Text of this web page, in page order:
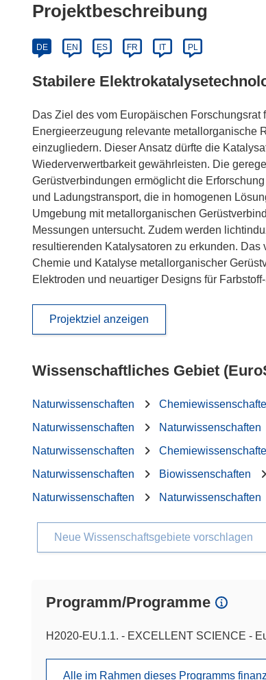
Projektbeschreibung
DE EN ES FR IT PL
Stabilere
Das Ziel des vom Europäischen
Energieerzeugung relevante metallorganische
einzugliedern. Dieser Ansatz dürfte die
Wiederverwertbarkeit gewährleisten. Die
Gerüstverbindungen ermöglicht die
und Ladungstransport, die in homogenen
Umgebung mit metallorganischen
Messungen untersucht. Zudem werden
resultierenden Katalysatoren zu erkunden.
Chemie und Katalyse metallorganischer
Elektroden und neuartiger Designs für
Projektziel anzeigen
Wissenschaftliches Gebiet
Naturwissenschaften
Naturwissenschaften
Naturwissenschaften
Naturwissenschaften
Naturwissenschaften
Biowissenschaften
Naturwissenschaften
Naturwissenschaften
Neue Wissenschaftsgebiete vorschlagen
Programm/Programme
H2020-EU.1.1. - EXCELLENT SCIENCE -
Alle im Rahmen dieses Programms